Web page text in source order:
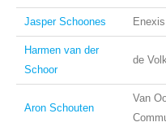
Jasper Schoones Enexis
Harmen van der
Schoor
de
Aron Schouten
Van